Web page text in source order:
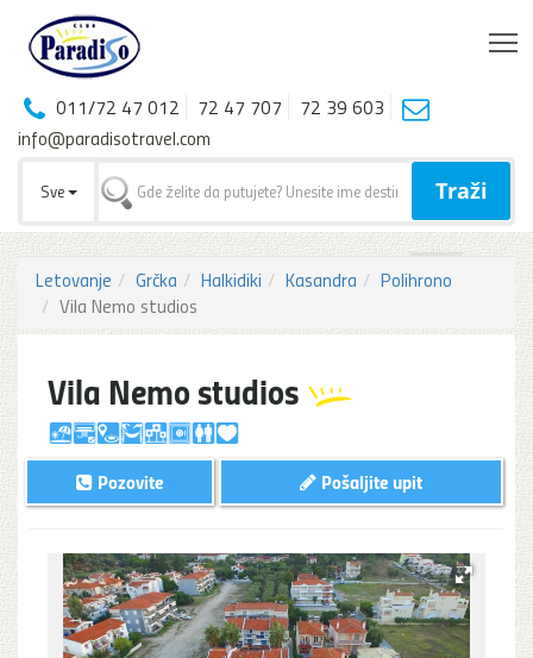
011/72 47 012 72 47 707
72 39 603
info@paradisotravel.com
Sve Traži
Letovanje Grčka Halkidiki Kasandra
Polihrono
Vila Nemo studios
Vila Nemo studios
Pošaljite upit
Pozovite